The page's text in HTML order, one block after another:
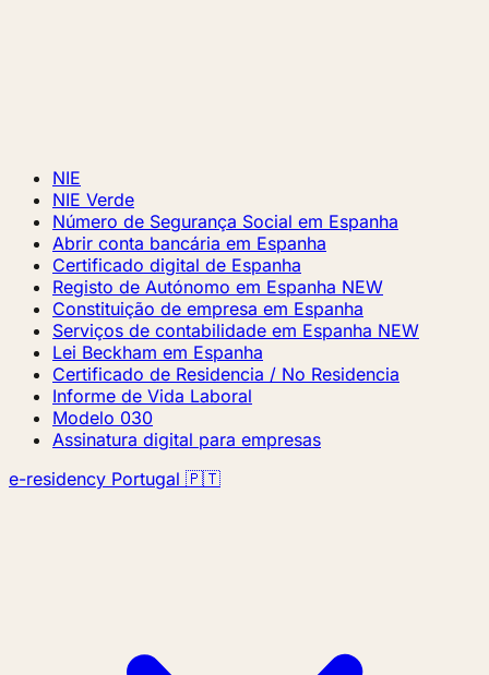
NIE
NIE Verde
Número de Segurança Social em Espanha
Abrir conta bancária em Espanha
Certificado digital de Espanha
Registo de Autónomo em Espanha NEW
Constituição de empresa em Espanha
Serviços de contabilidade em Espanha NEW
Lei Beckham em Espanha
Certificado de Residencia / No Residencia
Informe de Vida Laboral
Modelo 030
Assinatura digital para empresas
e-residency Portugal 🇵🇹